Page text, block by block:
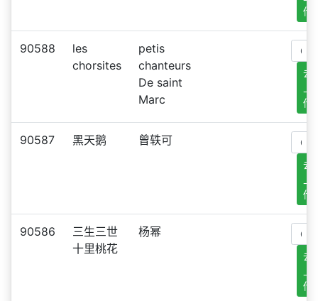
传
90588
les
chorsites
petis
chanteurs
De saint
Marc
去
传
90587 黑天鹅 曾轶可
去
传
90586
三生三世
十里桃花
杨幂
去
传